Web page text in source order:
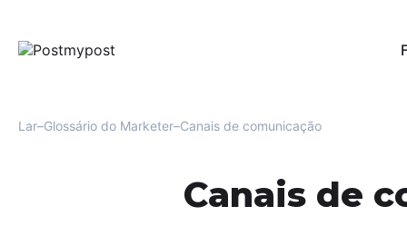
Lar Glossário do Marketer Canais de comunicação
Canais de